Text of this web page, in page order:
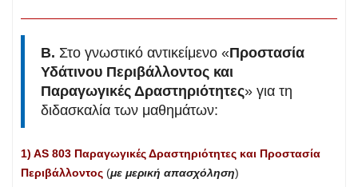
Β. Στο γνωστικό αντικείμενο «Προστασία
Υδάτινου Περιβάλλοντος και
Παραγωγικές Δραστηριότητες» για τη
διδασκαλία των μαθημάτων:
1) AS 803 Παραγωγικές Δραστηριότητες και Προστασία
Περιβάλλοντος (με μερική απασχόληση)